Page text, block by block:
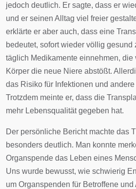
jedoch deutlich. Er sagte, dass er
und er seinen Alltag viel freier
erklärte er aber auch, dass eine
bedeutet, sofort wieder völlig gesund
täglich Medikamente einnehmen, die
Körper die neue Niere abstößt.
das Risiko für Infektionen und
Trotzdem meinte er, dass die
mehr Lebensqualität gegeben hat.
Der persönliche Bericht machte das
besonders deutlich. Man konnte
Organspende das Leben eines
Uns wurde bewusst, wie schwierig
um Organspenden für Betroffene